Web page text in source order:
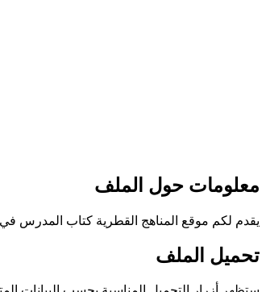
معلومات حول الملف
يقدم لكم موقع المناهج القطرية كتاب المدرس في مادة
تحميل الملف